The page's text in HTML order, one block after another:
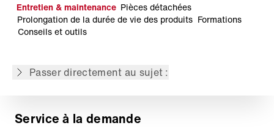
Entretien & maintenance Pièces détachées
Prolongation de la durée de vie des produits Formations
Conseils et outils
Passer directement au sujet :
Service à la demande
Diagnostic à distance
vProtect
Service à la demande